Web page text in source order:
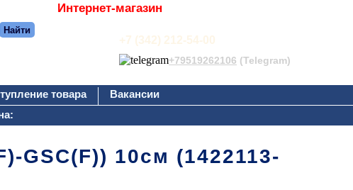
Интернет-магазин
+7 (342) 212-54-00
+79519262106 (Telegram)
товара
Вакансии
GSC(F)) 10см (1422113-